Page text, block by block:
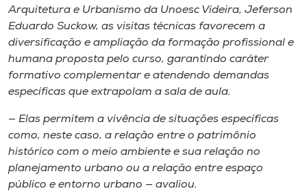
Arquitetura e Urbanismo da Unoesc Videira, Jeferson
Eduardo Suckow, as visitas técnicas favorecem a
diversificação e ampliação da formação profissional e
humana proposta pelo curso, garantindo caráter
formativo complementar e atendendo demandas
específicas que extrapolam a sala de aula.
— Elas permitem a vivência de situações específicas
como, neste caso, a relação entre o patrimônio
histórico com o meio ambiente e sua relação no
planejamento urbano ou a relação entre espaço
público e entorno urbano — avaliou.